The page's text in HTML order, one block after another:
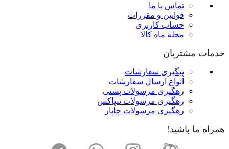
تماس با ما
قوانین و مقررات
حساب کاربری
مجله ماه کالا
خدمات مشتریان
پیگیری سفارشات
انواع ارسال سفارشات
رهگیری مرسولات پستی
رهگیری مرسولات تیپاکس
رهگیری مرسولات چاپار
همراه ما باشید!